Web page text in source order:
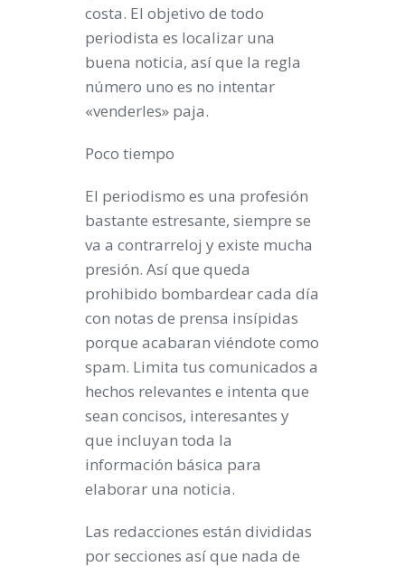
costa. El objetivo de todo
periodista es localizar una
buena noticia, así que la regla
número uno es no intentar
«venderles» paja.
Poco tiempo
El periodismo es una profesión
bastante estresante, siempre se
va a contrarreloj y existe mucha
presión. Así que queda
prohibido bombardear cada día
con notas de prensa insípidas
porque acabaran viéndote como
spam. Limita tus comunicados a
hechos relevantes e intenta que
sean concisos, interesantes y
que incluyan toda la
información básica para
elaborar una noticia.
Las redacciones están divididas
por secciones así que nada de